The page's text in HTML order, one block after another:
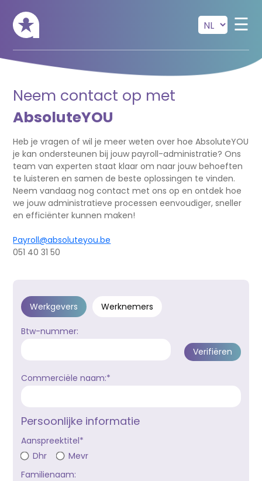
☰
Neem contact op met
AbsoluteYOU
Heb je vragen of wil je meer weten over hoe AbsoluteYOU
je kan ondersteunen bij jouw payroll-administratie? Ons
team van experten staat klaar om naar jouw behoeften
te luisteren en samen de beste oplossingen te vinden.
Neem vandaag nog contact met ons op en ontdek hoe
we jouw administratieve processen eenvoudiger, sneller
en efficiënter kunnen maken!
Payroll@absoluteyou.be
051 40 31 50
Werkgevers Werknemers
Btw-nummer:
Commerciële naam:*
Persoonlijke informatie
Aanspreektitel*
Dhr
Mevr
Familienaam: